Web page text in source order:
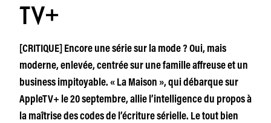
TV+
[CRITIQUE] Encore une série sur la mode ? Oui, mais
moderne, enlevée, centrée sur une famille affreuse et un
business impitoyable. « La Maison », qui débarque sur
AppleTV+ le 20 septembre, allie l’intelligence du propos à
la maîtrise des codes de l’écriture sérielle. Le tout bien